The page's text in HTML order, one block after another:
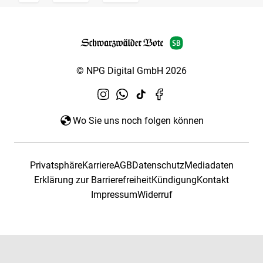
© NPG Digital GmbH 2026
Wo Sie uns noch folgen können
PrivatsphäreKarriereAGBDatenschutzMediadaten
Erklärung zur BarrierefreiheitKündigungKontakt
ImpressumWiderruf